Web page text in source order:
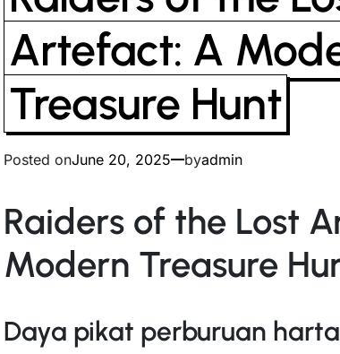
Artefact: A
Treasure Hunt
Posted onJune 20, 2025 byadmin
Raiders of the Lost
Modern Treasure
Daya pikat perburuan